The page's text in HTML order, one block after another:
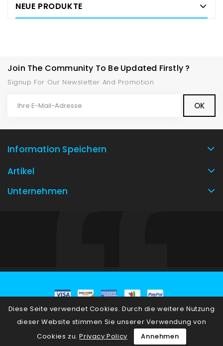
NEUE PRODUKTE
Join The Community To Be Updated Firstly ?
Signup For Our Newsletter And Promotion
Information Speichern
Artikel
Unternehmen
Diese Seite verwendet Cookies. Durch die weitere Nutzung
dieser Website stimmen Sie unserer Verwendung von
Cookies zu. Privacy Policy Annehmen
© 2026 - E-Commerce-Software von PrestaShop™